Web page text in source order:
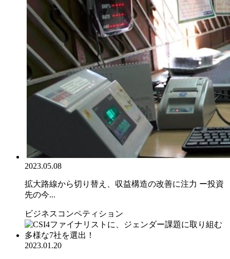
2023.05.08
拡大路線から切り替え、収益構造の改善に注力 ー投資
先の今...
ビジネスコンペティション
2023.01.20